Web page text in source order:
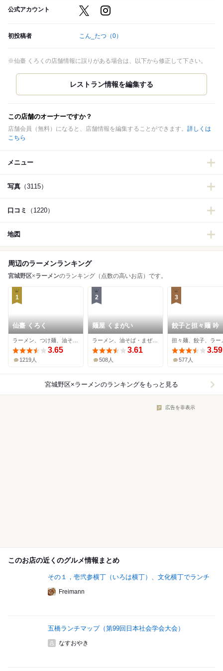
公式アカウント
初投稿者 こん_たつ （0）
※仙臺 くろくの店舗情報に誤りがある場合は、以下から修正して下さい。
この店舗のオーナーですか？
店舗会員（無料）になると、店舗情報を編集することができます。 詳しくは
こちら
メニュー
写真 （3115）
口コミ （1220）
地図
周辺のラーメンランキング
宮城野区×ラーメンのランキング（点数の高いお店）です。
1
仙臺 くろく
3.65
1219人
2
麺屋 くまがい
ラーメン、油そば・まぜそば、つけ麺
3.61
508人
3
餃子と担々麺 吟
担々麺、餃子、ラー
3.59
577人
宮城野区×ラーメンのランキングをもっと見る
広告を非表示
このお店の近くのグルメ情報まとめ
その１，壱弐参横丁（いろは横丁）、文化横丁でランチ
Freimann
五橋ランチマップ（第99回日本社会学会大会）
なすおやき